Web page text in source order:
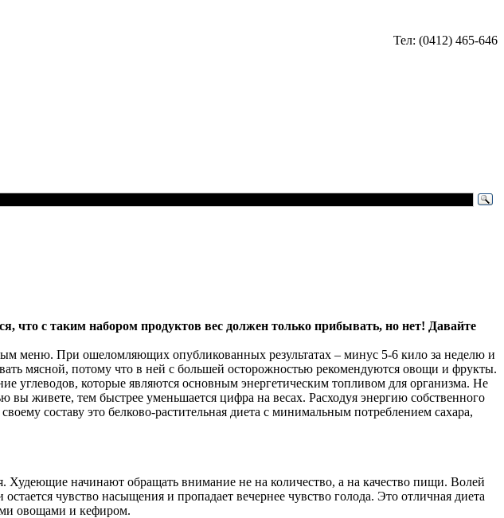
Тел: (0412) 465-646
что с таким набором продуктов вес должен только прибывать, но нет! Давайте
меню. При ошеломляющих опубликованных результатах – минус 5-6 кило за неделю и
мясной, потому что в ней с большей осторожностью рекомендуются овощи и фрукты.
углеводов, которые являются основным энергетическим топливом для организма. Не
живете, тем быстрее уменьшается цифра на весах. Расходуя энергию собственного
составу это белково-растительная диета с минимальным потреблением сахара,
начинают обращать внимание не на количество, а на качество пищи. Волей
чувство насыщения и пропадает вечернее чувство голода. Это отличная диета
овощами и кефиром.